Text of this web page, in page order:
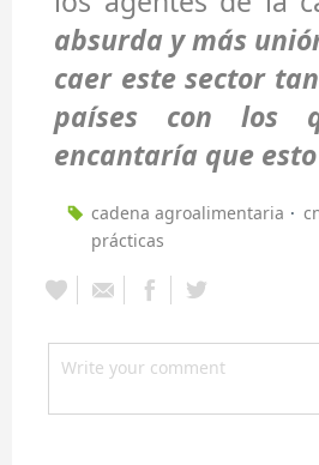
absurda y más
caer este sector
países con los
encantaría que
cadena agroalimentaria
prácticas